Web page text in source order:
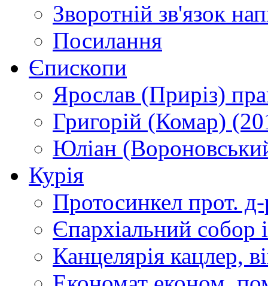
Зворотній зв'язок
Посилання
Єпископи
Ярослав (Приріз)
Григорій (Комар)
Юліан
Курія
Протосинкел прот.
Єпархіальний собор
Канцелярія кацлер,